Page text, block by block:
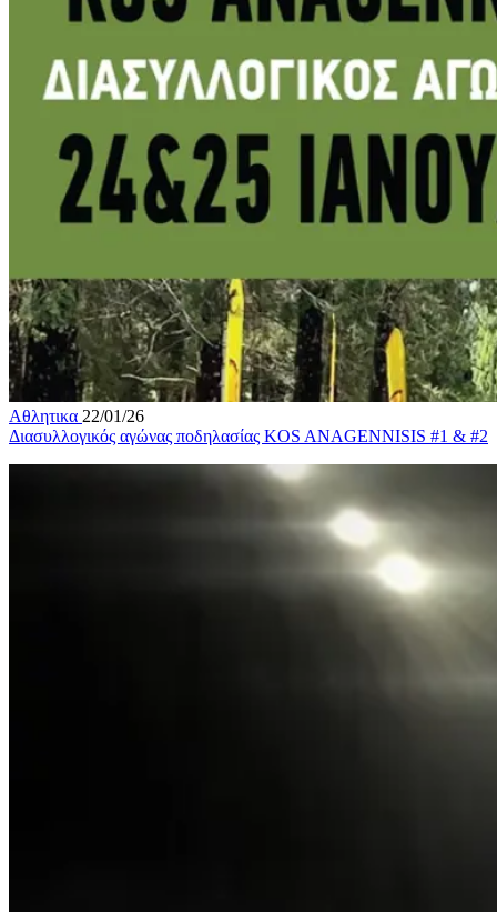
Αθλητικα 22/01/26
Διασυλλογικός αγώνας ποδηλασίας KOS ANAGENNISIS #1 & #2